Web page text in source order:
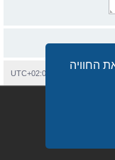
החוויה
UTC+02:00